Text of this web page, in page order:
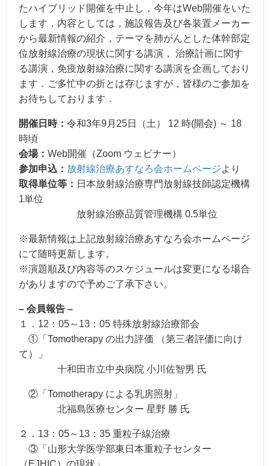
たハイブリッド開催を中止し，今年はWeb開催をいた
します．内容としては，施設報告及び各装置メーカー
から最新情報の紹介，テーマを肺がんとした体幹部定
位放射線治療の現状に関する講演， 治療計画に関す
る講演，免疫放射線治療に関する講演を企画しており
ます．ご多忙中の折とは存じますが，皆様のご参加を
お待ちしております．
開催日時： 令和3年9月25日（土） 12 時(開会) ～ 18
時頃
会場： Web開催（Zoom ウェビナー）
参加申込： 放射線治療あすなろ会ホームページより
取得単位等： 日本放射線治療専門放射線技師認定機構
1単位
放射線治療品質管理機構 0.5単位
※最新情報は上記放射線治療あすなろ会ホームページ
にて随時更新します。
※演題順及び内容等のスケジュールは変更になる場合
がありますので予めご了承下さい。
– 会員報告 –
１．12：05～13：05 特殊放射線治療部会
①「Tomotherapy の出力評価 （第三者評価に向け
て）」
十和田市立中央病院 小川佐智男 氏
②「Tomotherapy による乳房照射」
北福島医療センター 星野 勝 氏
２．13：05～13：35 重粒子線治療
③「山形大学医学部東日本重粒子センター
（EJHIC）の現状」